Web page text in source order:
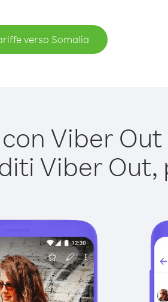
verso Somalia
Viber Out
Viber Out,